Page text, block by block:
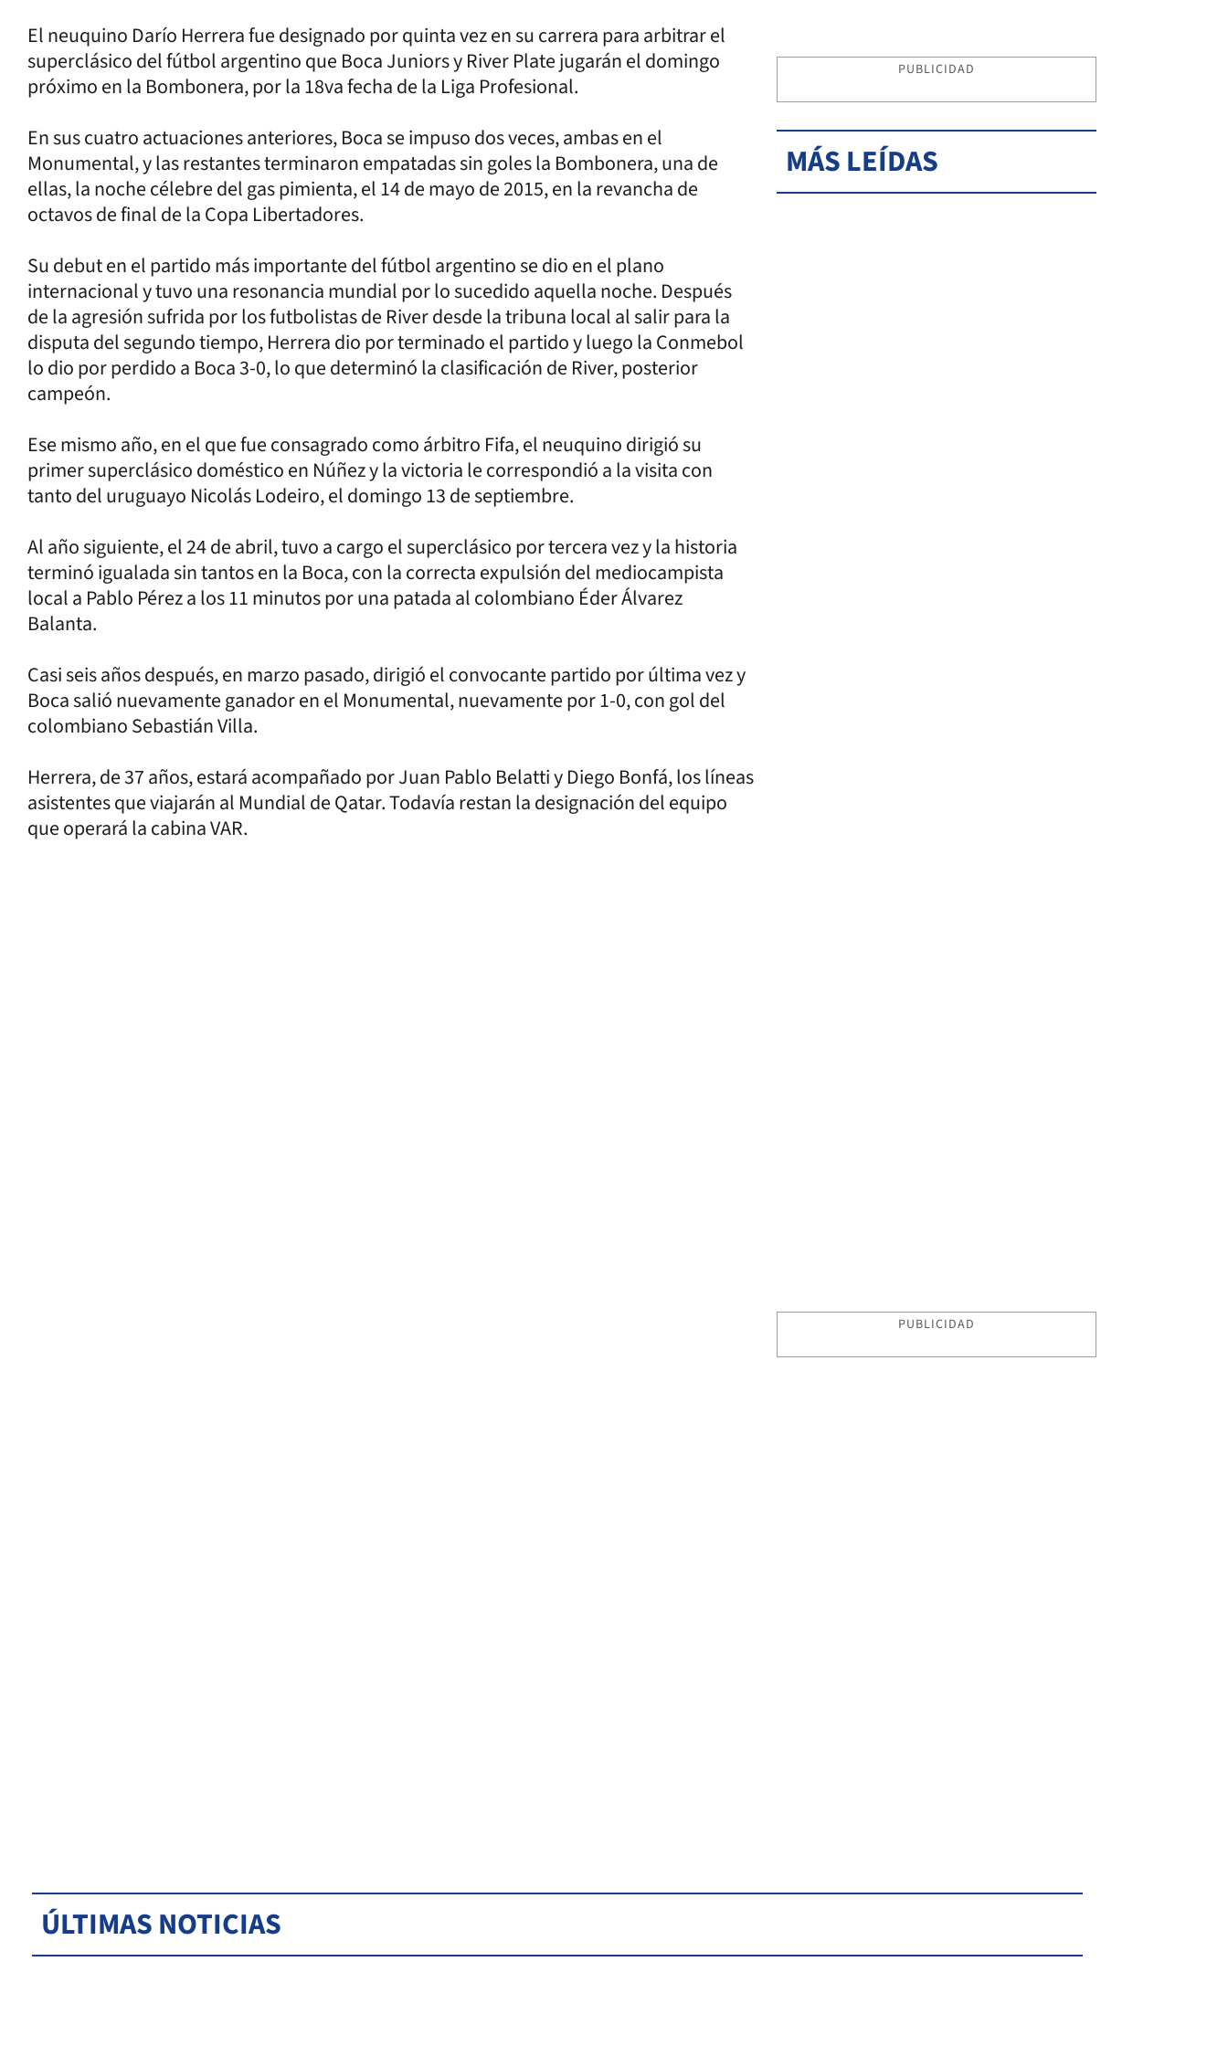
El neuquino Darío Herrera fue designado por quinta vez en su carrera para arbitrar el
superclásico del fútbol argentino que Boca Juniors y River Plate jugarán el domingo
próximo en la Bombonera, por la 18va fecha de la Liga Profesional.
En sus cuatro actuaciones anteriores, Boca se impuso dos veces, ambas en el
Monumental, y las restantes terminaron empatadas sin goles la Bombonera, una de
ellas, la noche célebre del gas pimienta, el 14 de mayo de 2015, en la revancha de
octavos de final de la Copa Libertadores.
Su debut en el partido más importante del fútbol argentino se dio en el plano
internacional y tuvo una resonancia mundial por lo sucedido aquella noche. Después
de la agresión sufrida por los futbolistas de River desde la tribuna local al salir para la
disputa del segundo tiempo, Herrera dio por terminado el partido y luego la Conmebol
lo dio por perdido a Boca 3-0, lo que determinó la clasificación de River, posterior
campeón.
Ese mismo año, en el que fue consagrado como árbitro Fifa, el neuquino dirigió su
primer superclásico doméstico en Núñez y la victoria le correspondió a la visita con
tanto del uruguayo Nicolás Lodeiro, el domingo 13 de septiembre.
Al año siguiente, el 24 de abril, tuvo a cargo el superclásico por tercera vez y la historia
terminó igualada sin tantos en la Boca, con la correcta expulsión del mediocampista
local a Pablo Pérez a los 11 minutos por una patada al colombiano Éder Álvarez
Balanta.
Casi seis años después, en marzo pasado, dirigió el convocante partido por última vez y
Boca salió nuevamente ganador en el Monumental, nuevamente por 1-0, con gol del
colombiano Sebastián Villa.
Herrera, de 37 años, estará acompañado por Juan Pablo Belatti y Diego Bonfá, los líneas
asistentes que viajarán al Mundial de Qatar. Todavía restan la designación del equipo
que operará la cabina VAR.
PUBLICIDAD
MÁS LEÍDAS
PUBLICIDAD
ÚLTIMAS NOTICIAS